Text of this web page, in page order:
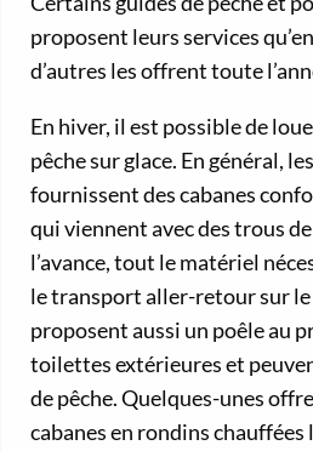
proposent leurs services
d’autres les offrent toute
En hiver, il est possible de
pêche sur glace. En général,
fournissent des cabanes
qui viennent avec des trous
l’avance, tout le matériel
le transport aller-retour sur le
proposent aussi un poêle au
toilettes extérieures et
de pêche. Quelques-unes
cabanes en rondins chauffées